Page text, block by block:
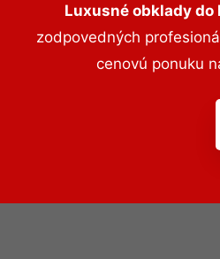
Luxusné obklady
zodpovedných
cenovú ponuku